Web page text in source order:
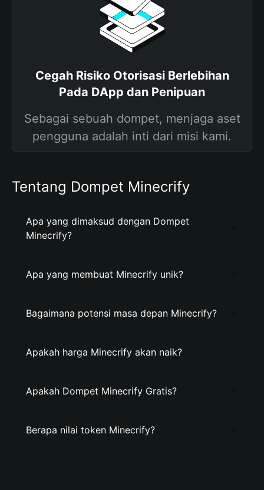
Cegah Risiko Otorisasi Berlebihan
Pada DApp dan Penipuan
Sebagai sebuah dompet, menjaga aset
pengguna adalah inti dari misi kami.
Tentang Dompet Minecrify
Apa yang dimaksud dengan Dompet
Minecrify?
Apa yang membuat Minecrify unik?
Bagaimana potensi masa depan Minecrify?
Apakah harga Minecrify akan naik?
Apakah Dompet Minecrify Gratis?
Berapa nilai token Minecrify?